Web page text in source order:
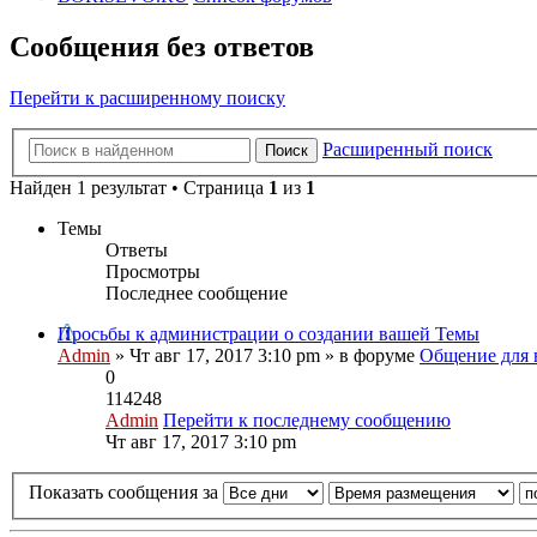
Сообщения без ответов
Перейти к расширенному поиску
Поиск
Расширенный поиск
Найден 1 результат • Страница 1 из 1
Темы
Ответы
Просмотры
Последнее сообщение
Просьбы к администрации о создании вашей Темы
Admin » Чт авг 17, 2017 3:10 pm » в форуме Общение для
0
114248
Admin Перейти к последнему сообщению
Чт авг 17, 2017 3:10 pm
Показать сообщения за